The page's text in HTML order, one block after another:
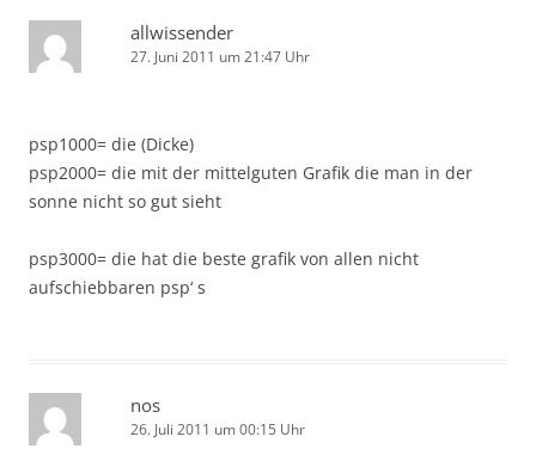
allwissender
27. Juni 2011 um 21:47 Uhr
psp1000= die (Dicke)
psp2000= die mit der mittelguten Grafik die man in der
sonne nicht so gut sieht
psp3000= die hat die beste grafik von allen nicht
aufschiebbaren psp‘ s
nos
26. Juli 2011 um 00:15 Uhr